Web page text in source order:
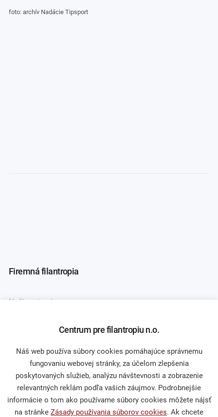
foto: archív Nadácie Tipsport
Firemná filantropia
Naši partneri
Darcovstvo
Naše projekty
Sprievodca darcovstvom
Centrum pre filantropiu n.o.
Náš web používa súbory cookies pomáhajúce správnemu
fungovaniu webovej stránky, za účelom zlepšenia
poskytovaných služieb, analýzu návštevnosti a zobrazenie
relevantných reklám podľa vašich záujmov. Podrobnejšie
informácie o tom ako používame súbory cookies môžete nájsť
na stránke Zásady používania súborov cookies. Ak chcete